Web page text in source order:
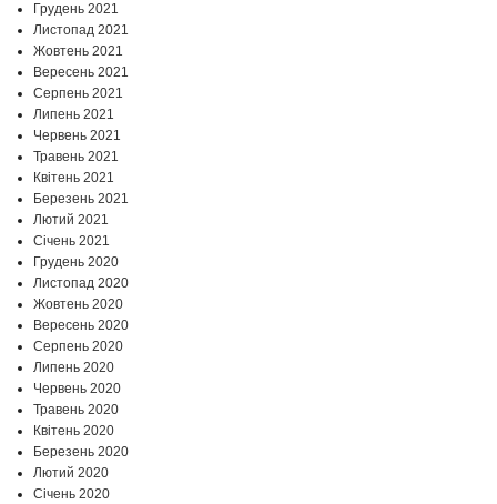
Грудень 2021
Листопад 2021
Жовтень 2021
Вересень 2021
Серпень 2021
Липень 2021
Червень 2021
Травень 2021
Квітень 2021
Березень 2021
Лютий 2021
Січень 2021
Грудень 2020
Листопад 2020
Жовтень 2020
Вересень 2020
Серпень 2020
Липень 2020
Червень 2020
Травень 2020
Квітень 2020
Березень 2020
Лютий 2020
Січень 2020